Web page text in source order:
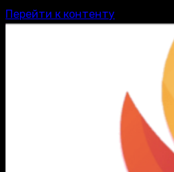
Перейти к контенту